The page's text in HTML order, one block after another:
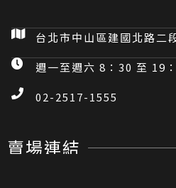
台北市中山區建國北路二
週一至週六 8：30 至 19
02-2517-1555
賣場連結